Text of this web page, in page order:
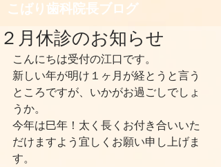
こばり歯科院長ブログ​
２月休診のお知らせ
こんにちは受付の江口です。
新しい年が明け１ヶ月が経とうと言う
ところですが、いかがお過ごしでしょ
うか。
今年は巳年！太く長くお付き合いいた
だけますよう宜しくお願い申し上げま
す。